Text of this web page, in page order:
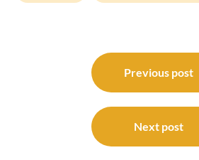
navigation
Previous post
Next post